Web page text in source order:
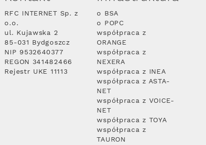
RFC INTERNET Sp. z
o.o.
ul. Kujawska 2
85-031 Bydgoszcz
NIP 9532640377
REGON 341482466
Rejestr UKE 11113
o BSA
o POPC
współpraca z
ORANGE
współpraca z
NEXERA
współpraca z INEA
współpraca z ASTA-
NET
współpraca z VOICE-
NET
współpraca z TOYA
współpraca z
TAURON